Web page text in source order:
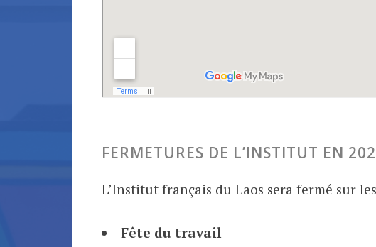
FERMETURES DE L’INSTITUT EN
L’Institut français du Laos sera fermé sur
Fête du travail